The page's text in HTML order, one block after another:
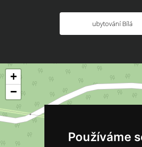
Používáme
ubytování Bílá
+
−